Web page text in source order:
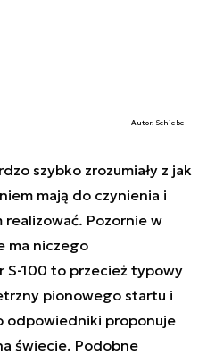
Autor. Schiebel
szybko zrozumiały z jak
mają do czynienia i
realizować. Pozornie w
ma niczego
S-100 to przecież typowy
pionowego startu i
odpowiedniki proponuje
świecie. Podobne